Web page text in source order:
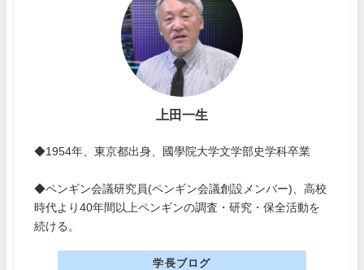
上田一生
◆1954年、東京都出身、國學院大学文学部史学科卒業
◆ペンギン会議研究員(ペンギン会議創設メンバー)、高校
時代より40年間以上ペンギンの調査・研究・保全活動を
続ける。
学長ブログ